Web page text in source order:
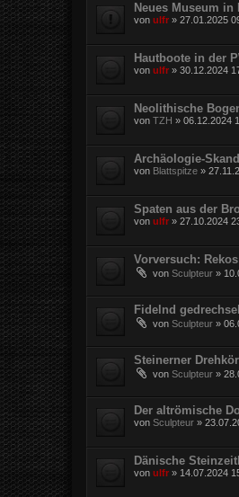
Neues Museum in
von ulfr » 27.01.2025
Hautboote in der
von ulfr » 30.12.2024
Neolithische
von TZH » 06.12.2024
Archäologie-
von Blattspitze »
Spaten aus der
von ulfr » 27.10.2024
Vorversuch:
von Sculpteur »
Fidelnd
von Sculpteur »
Steinerner
von Sculpteur »
Der altrömische
von Sculpteur »
Dänische
von ulfr » 14.07.2024